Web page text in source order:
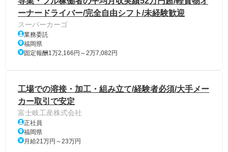
ーナードライバー/完全自由シフト/未経験歓迎
スーパーカーゴ
業務委託
福岡県
固定報酬1万2,166円～2万7,082円
工場での溶接・加工・組み立て/経験者必須/大手メー
カー取引で安定
富士岐工産株式会社
正社員
福岡県
月給21万円～23万円